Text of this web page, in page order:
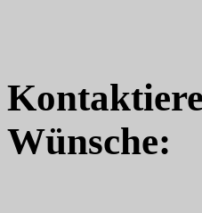
Wünsche: